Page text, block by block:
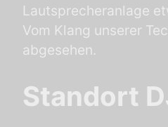
Lautsprecheranlage
Vom Klang unserer
abgesehen.
Standort